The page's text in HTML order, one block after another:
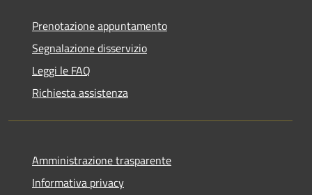
Prenotazione appuntamento
Segnalazione disservizio
Leggi le FAQ
Richiesta assistenza
Amministrazione trasparente
Informativa privacy